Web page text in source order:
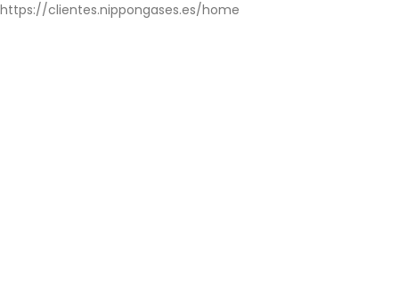
https://clientes.nippongases.es/home